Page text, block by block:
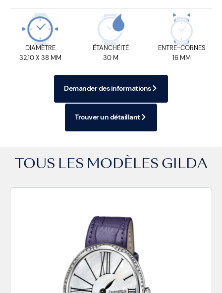
DIAMÈTRE
32,10 X 38 MM
ÉTANCHÉITÉ
30 M
ENTRE-CORNES
16 MM
Demander des informations
Trouver un détaillant
TOUS LES MODÈLES GILDA